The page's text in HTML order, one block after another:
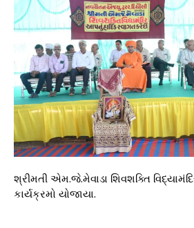
શ્રીમતી એમ.જે.મેવાડા શિવશક્તિ
કાર્યક્રમો યોજાયા.